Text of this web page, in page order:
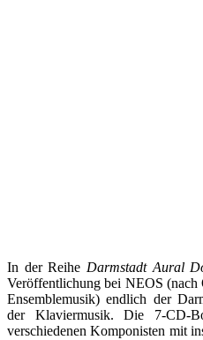
In der Reihe Darmstadt Aural
Veröffentlichung bei NEOS (nach
Ensemblemusik) endlich der
der Klaviermusik. Die 7-CD-
verschiedenen Komponisten mit